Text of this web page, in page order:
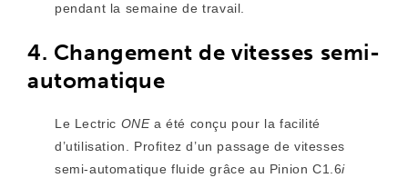
pendant la semaine de travail.
4. Changement de vitesses semi-
automatique
Le Lectric ONEa été conçu pour la facilité
d’utilisation. Profitez d’un passage de vitesses
semi-automatique fluide grâce au Pinion C1.6i